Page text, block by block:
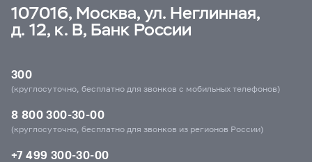
107016, Москва, ул. Неглинная,
д. 12, к. В, Банк России
300
(круглосуточно, бесплатно для звонков с мобильных телефонов)
8 800 300-30-00
(круглосуточно, бесплатно для звонков из регионов России)
+7 499 300-30-00